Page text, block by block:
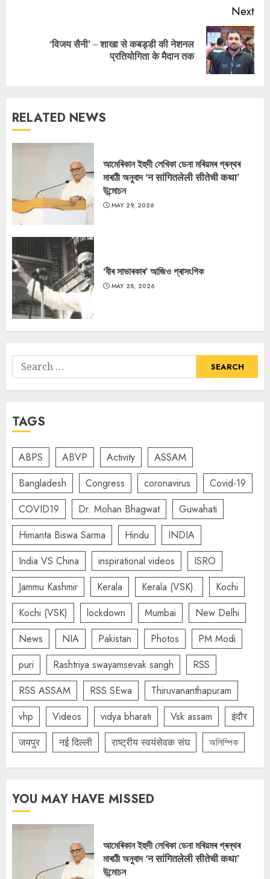
Next
‘विजय सैनी’ – शाखा से कबड्डी की नेशनल
प्रतियोगिता के मैदान तक
RELATED NEWS
আমেৰিকান ইহুদী লেখিকা ডেনা মৰিয়মৰ গ্ৰন্থৰ
মাৰাঠী অনুবাদ ‘न सांगितलेली सीतेची कथा’
উন্মোচন
MAY 29, 2026
‘বীৰ সাভাৰকাৰ’ আজিও প্ৰাসংগিক
MAY 28, 2026
Search
for:
TAGS
ABPS ABVP Activity
ASSAM
Bangladesh
Congress coronavirus
Covid-19
COVID19
Dr. Mohan Bhagwat
Guwahati
Himanta Biswa Sarma
Hindu
INDIA
India VS China
inspirational videos
ISRO
Jammu Kashmir
Kerala Kerala (VSK).
Kochi
Kochi (VSK)
lockdown Mumbai
New Delhi
News
NIA Pakistan Photos
PM Modi
puri
Rashtriya swayamsevak sangh
RSS
RSS ASSAM
RSS SEwa
Thiruvananthapuram
vhp
Videos vidya bharati Vsk assam
इंदौर
जयपुर
नई दिल्ली राष्ट्रीय स्वयंसेवक संघ অলিম্পিক
YOU MAY HAVE MISSED
আমেৰিকান ইহুদী লেখিকা ডেনা মৰিয়মৰ গ্ৰন্থৰ
মাৰাঠী অনুবাদ ‘न सांगितलेली सीतेची कथा’
উন্মোচন